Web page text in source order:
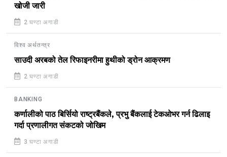
खोजी जारी
2 घण्टा अगाडी
विश्व अर्थतन्त्र
साउदी अरबको तेल रिफाइनरीमा हुथीको ड्रोन आक्रमण
2 घण्टा अगाडी
BANKING
कर्णालीको पाठ बिर्सियो राष्ट्रबैंकले, प्रभु बैंकलाई टेकओभर गर्न ढिलाइ
गर्दा प्रणालीगत संकटको जोखिम
3 घण्टा अगाडी